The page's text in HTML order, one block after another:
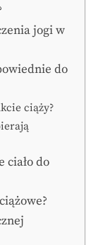
jogi w
do
ciąży?
ciało do